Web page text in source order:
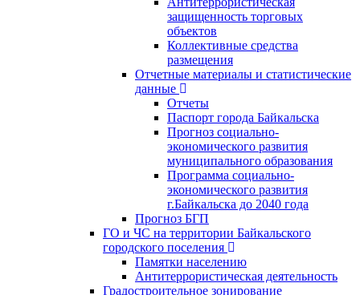
защищенность торговых
объектов
Коллективные средства
размещения
Отчетные материалы и статистические
данные
Отчеты
Паспорт города Байкальска
Прогноз социально-
экономического развития
муниципального образования
Программа социально-
экономического развития
г.Байкальска до 2040 года
Прогноз БГП
ГО и ЧС на территории Байкальского
городского поселения
Памятки населению
Антитеррористическая деятельность
Градостроительное зонирование